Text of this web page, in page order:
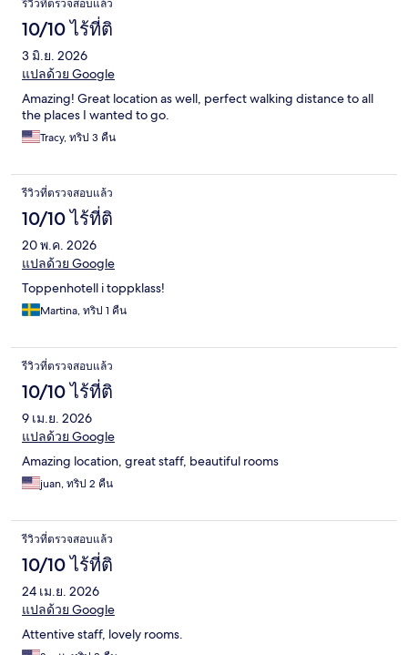
รีวิวที่ตรวจสอบแล้ว
10/10 ไร้ที่ติ
3 มิ.ย. 2026
แปลด้วย Google
Amazing! Great location as well, perfect walking distance to all
the places I wanted to go.
Tracy, ทริป 3 คืน
รีวิวที่ตรวจสอบแล้ว
10/10 ไร้ที่ติ
20 พ.ค. 2026
แปลด้วย Google
Toppenhotell i toppklass!
Martina, ทริป 1 คืน
รีวิวที่ตรวจสอบแล้ว
10/10 ไร้ที่ติ
9 เม.ย. 2026
แปลด้วย Google
Amazing location, great staff, beautiful rooms
juan, ทริป 2 คืน
รีวิวที่ตรวจสอบแล้ว
10/10 ไร้ที่ติ
24 เม.ย. 2026
แปลด้วย Google
Attentive staff, lovely rooms.